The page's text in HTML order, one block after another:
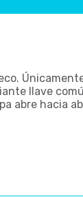
llave
abre hacia